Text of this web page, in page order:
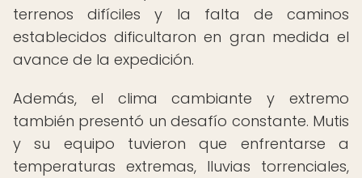
terrenos difíciles y la falta de caminos
establecidos dificultaron en gran medida el
avance de la expedición.
Además, el clima cambiante y extremo
también presentó un desafío constante. Mutis
y su equipo tuvieron que enfrentarse a
temperaturas extremas, lluvias torrenciales,